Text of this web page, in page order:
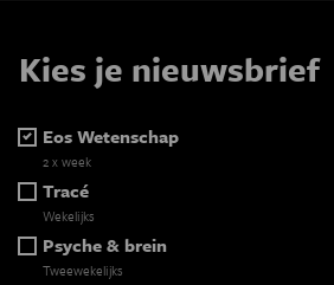
Kies je nieuwsbrief
Eos Wetenschap
2 x week
Tracé
Wekelijks
Psyche & brein
Tweewekelijks